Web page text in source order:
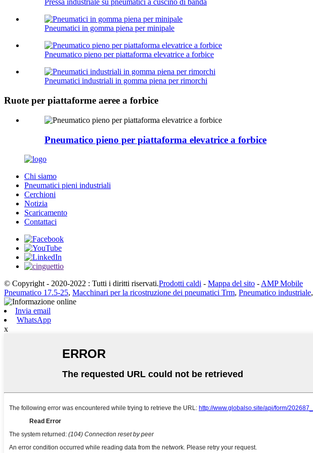
Pressa industriale su pneumatici a cuscino di banda
Pneumatici in gomma piena per minipale
Pneumatico pieno per piattaforma elevatrice a forbice
Pneumatici industriali in gomma piena per rimorchi
Ruote per piattaforme aeree a forbice
Pneumatico pieno per piattaforma elevatrice a forbice
Chi siamo
Pneumatici pieni industriali
Cerchioni
Notizia
Scaricamento
Contattaci
© Copyright - 2020-2022 : Tutti i diritti riservati.Prodotti caldi - Mappa del sito - AMP Mobile
Pneumatico 17.5-25, Macchinari per la ricostruzione dei pneumatici Trm, Pneumatico industriale,
Invia email
WhatsApp
x